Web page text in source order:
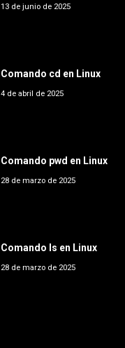
13 de junio de 2025
Comando cd en Linux
4 de abril de 2025
Comando pwd en Linux
28 de marzo de 2025
Comando ls en Linux
28 de marzo de 2025